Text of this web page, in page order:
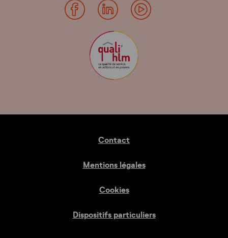
Contact
Mentions légales
Cookies
Dispositifs particuliers